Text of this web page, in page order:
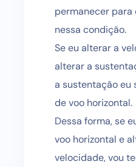
permanecer para
nessa condição.
Se eu alterar a
alterar a
a sustentação eu
de voo horizontal.
Dessa forma, se
voo horizontal e
velocidade, vou